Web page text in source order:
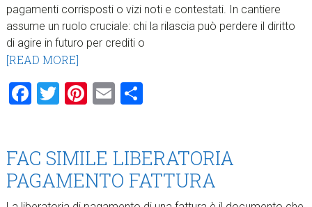
pagamenti corrisposti o vizi noti e contestati. In cantiere
assume un ruolo cruciale: chi la rilascia può perdere il diritto
di agire in futuro per crediti o
[READ MORE]
Facebook
Twitter
Pinterest
EmailCondividi
FAC SIMILE LIBERATORIA
PAGAMENTO FATTURA​